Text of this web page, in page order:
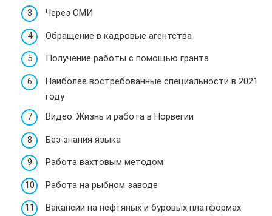
Через СМИ
Обращение в кадровые агентства
Получение работы с помощью гранта
Наиболее востребованные специальности в 2021
году
Видео: Жизнь и работа в Норвегии
Без знания языка
Работа вахтовым методом
Работа на рыбном заводе
Вакансии на нефтяных и буровых платформах